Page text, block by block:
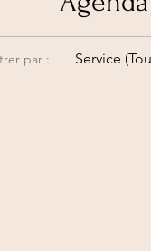
par : Service